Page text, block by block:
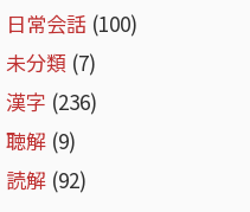
日常会話(100)
未分類 (7)
漢字 (236)
聴解(9)
読解(92)